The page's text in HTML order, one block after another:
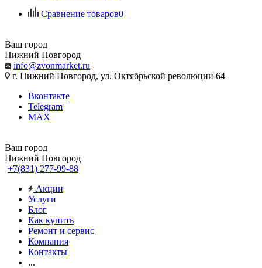
Сравнение товаров0
Ваш город
Нижний Новгород
info@zvonmarket.ru
г. Нижний Новгород, ул. Октябрьской революции 64
Вконтакте
Telegram
MAX
Ваш город
Нижний Новгород
+7(831) 277-99-88
Акции
Услуги
Блог
Как купить
Ремонт и сервис
Компания
Контакты
...